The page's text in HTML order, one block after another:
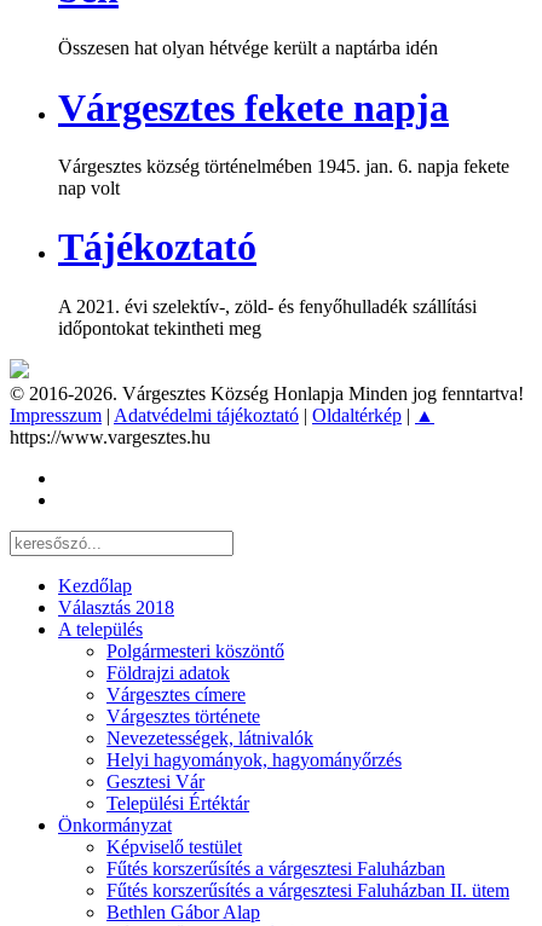
Összesen hat olyan hétvége került a naptárba idén
Várgesztes fekete napja
Várgesztes község történelmében 1945. jan. 6. napja fekete
nap volt
Tájékoztató
A 2021. évi szelektív-, zöld- és fenyőhulladék szállítási
időpontokat tekintheti meg
© 2016-2026. Várgesztes Község Honlapja Minden jog fenntartva!
Impresszum | Adatvédelmi tájékoztató | Oldaltérkép | ▲
https://www.vargesztes.hu
Kezdőlap
Választás 2018
A település
Polgármesteri köszöntő
Földrajzi adatok
Várgesztes címere
Várgesztes története
Nevezetességek, látnivalók
Helyi hagyományok, hagyományőrzés
Gesztesi Vár
Települési Értéktár
Önkormányzat
Képviselő testület
Fűtés korszerűsítés a várgesztesi Faluházban
Fűtés korszerűsítés a várgesztesi Faluházban II. ütem
Bethlen Gábor Alap